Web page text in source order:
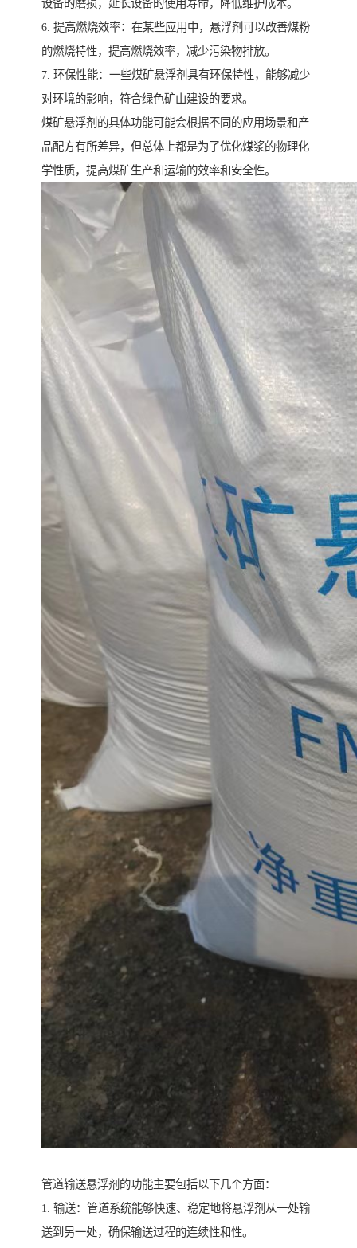
设备的磨损，延长设备的使用寿命，降低维护成本。
6. 提高燃烧效率：在某些应用中，悬浮剂可以改善煤粉
的燃烧特性，提高燃烧效率，减少污染物排放。
7. 环保性能：一些煤矿悬浮剂具有环保特性，能够减少
对环境的影响，符合绿色矿山建设的要求。
煤矿悬浮剂的具体功能可能会根据不同的应用场景和产
品配方有所差异，但总体上都是为了优化煤浆的物理化
学性质，提高煤矿生产和运输的效率和安全性。
管道输送悬浮剂的功能主要包括以下几个方面：
1. 输送：管道系统能够快速、稳定地将悬浮剂从一处输
送到另一处，确保输送过程的连续性和性。